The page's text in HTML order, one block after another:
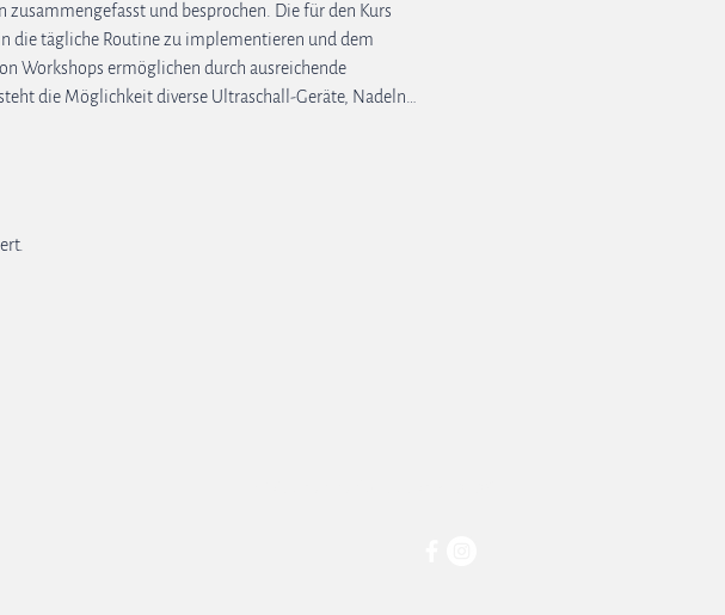
und besprochen. Die für den Kurs
die tägliche Routine zu implementieren und dem
Workshops ermöglichen durch ausreichende
die Möglichkeit diverse Ultraschall-Geräte, Nadeln…